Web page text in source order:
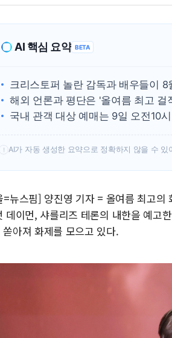
AI 핵심 요약 BETA
크리스토퍼 놀란 감독과 배우들이
해외 언론과 평단은 '올여름 최고 걸
국내 관객 대상 예매는 9일 오전10
! AI가 자동 생성한 요약으로 정확하지 않을 수 있
=뉴스핌] 양진영 기자 = 올여름 최고
데이먼, 샤를리즈 테론의 내한을 예고
쏟아져 화제를 모으고 있다.